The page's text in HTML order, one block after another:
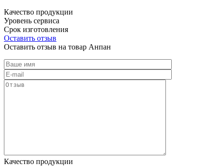
Качество продукции
Уровень сервиса
Срок изготовления
Оставить отзыв
Оставить отзыв на товар Анпан
Качество продукции